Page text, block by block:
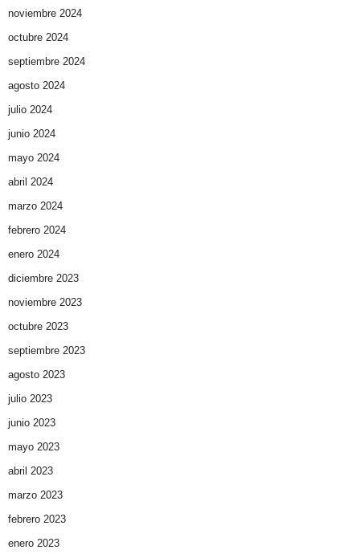
noviembre 2024
octubre 2024
septiembre 2024
agosto 2024
julio 2024
junio 2024
mayo 2024
abril 2024
marzo 2024
febrero 2024
enero 2024
diciembre 2023
noviembre 2023
octubre 2023
septiembre 2023
agosto 2023
julio 2023
junio 2023
mayo 2023
abril 2023
marzo 2023
febrero 2023
enero 2023